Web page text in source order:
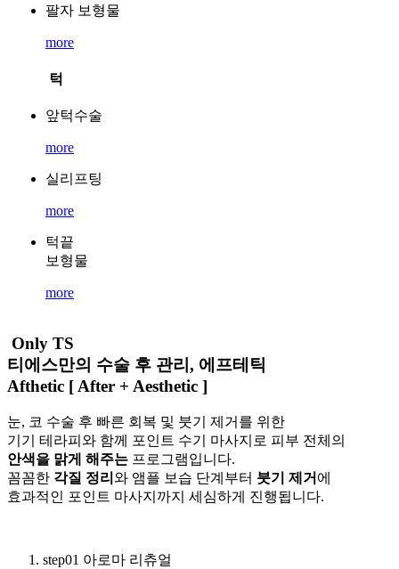
팔자 보형물
more
턱
앞턱수술
more
실리프팅
more
턱끝
보형물
more
Only TS
티에스만의 수술 후 관리, 에프테틱
Afthetic [ After + Aesthetic ]
눈, 코 수술 후 빠른 회복 및 붓기 제거를 위한
기기 테라피와 함께 포인트 수기 마사지로 피부 전체의
안색을 맑게 해주는 프로그램입니다.
꼼꼼한 각질 정리 와 앰플 보습 단계부터 붓기 제거 에
효과적인 포인트 마사지까지 세심하게 진행됩니다.
step01 아로마 리츄얼